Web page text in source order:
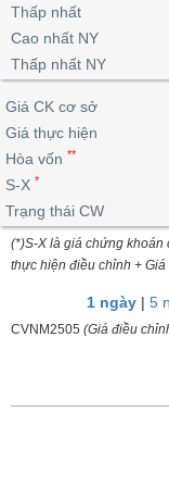
lỗ
dịch
nội
Niên
giám
Tài
liệu
cổ
Định
giá
ngoài
doanh
Top
cổ
phiếu
ngành
dịch
Chứng
quyền
quan
Thống
giao
dịch
Thống
giao
dịch
Tin
tức
Phân
tích
kỹ
thuật
trực
tuyến
Bộ
lọc
cổ
So
Vĩ
mô
lai
Chứng
quyền
Trái
phiếu
IR
Awards
tạo
Dịch
vụ
Thấp nhất
Cao nhất NY
Thấp nhất NY
Giá CK cơ sở
Giá thực hiện
Hòa vốn **
S-X *
Trạng thái CW
(*)S-X là giá chứng khoán
thực hiện điều chỉnh +
1 ngày| 5
CVNM2505 (Giá điều
BẤT
ĐỘNG
SẢN
TÀI
CHÍNH
HÀNG